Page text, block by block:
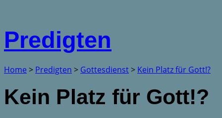
Predigten
Home > Predigten > Gottesdienst> Kein Platz für Gott!?
Kein Platz für Gott!?